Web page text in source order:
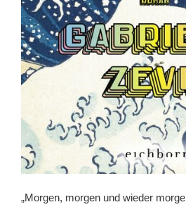
„Morgen, morgen und wieder